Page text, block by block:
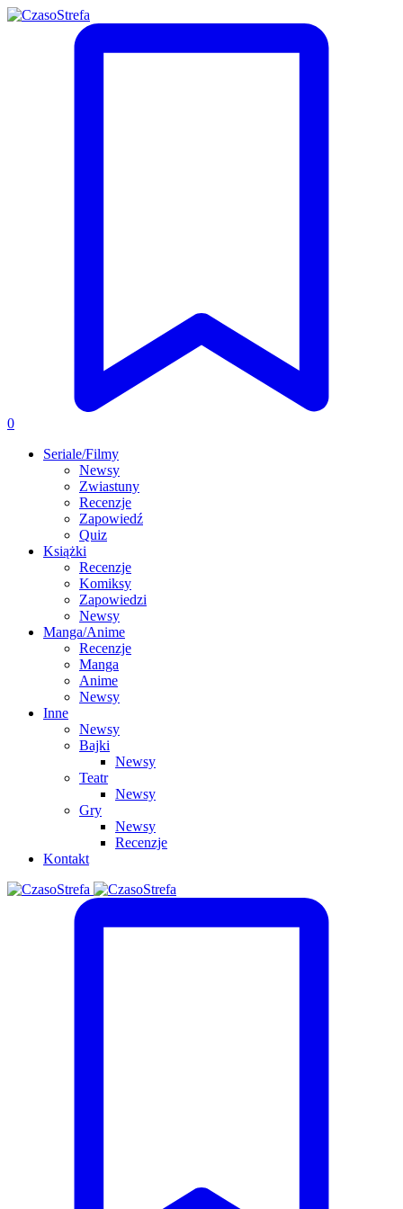
0
Seriale/Filmy
Newsy
Zwiastuny
Recenzje
Zapowiedź
Quiz
Książki
Recenzje
Komiksy
Zapowiedzi
Newsy
Manga/Anime
Recenzje
Manga
Anime
Newsy
Inne
Newsy
Bajki
Newsy
Teatr
Newsy
Gry
Newsy
Recenzje
Kontakt